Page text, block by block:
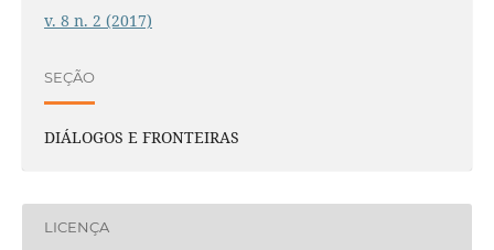
v. 8 n. 2 (2017)
SEÇÃO
DIÁLOGOS E FRONTEIRAS
LICENÇA